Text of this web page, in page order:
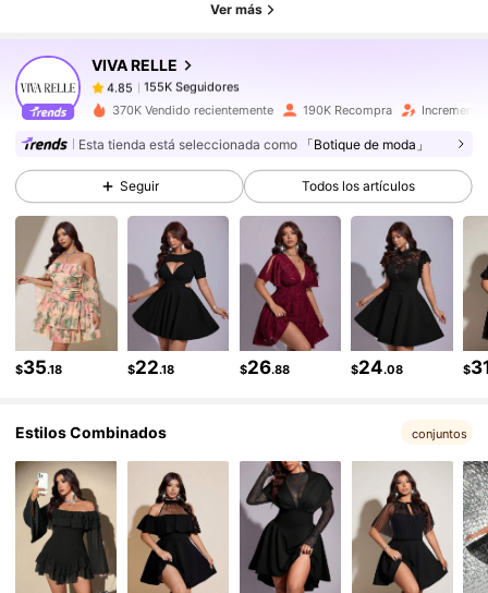
Ver más
VIVA RELLE
4.85
155K Seguidores
x***aseguidoHace 5 horas
4.85
155K Seguidores
4.85 155K Seguidores
4.85 155K Seguidores
4.85 155K Seguidores
155K Seguidores
155K Seguidores
370K Vendido recientemente 190K Recompra
Esta tienda está seleccionada como 「Botique de moda」
Seguir Todos los artículos
$35.18 $22.18 $26.88 $24.08 $
Estilos Combinados conjuntos